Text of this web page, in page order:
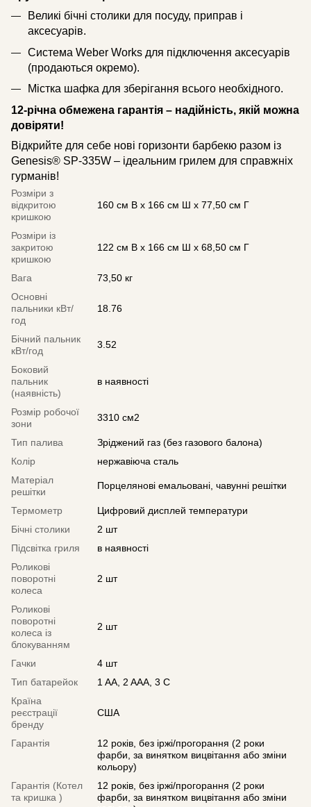
Великі бічні столики для посуду, приправ і
аксесуарів.
Система Weber Works для підключення аксесуарів
(продаються окремо).
Містка шафка для зберігання всього необхідного.
12-річна обмежена гарантія – надійність, якій можна
довіряти!
Відкрийте для себе нові горизонти барбекю разом із
Genesis® SP-335W – ідеальним грилем для справжніх
гурманів!
Розміри з
відкритою
кришкою
160 см В x 166 см Ш x 77,50 см Г
Розміри із
закритою
кришкою
122 см В x 166 см Ш x 68,50 см Г
Вага
73,50 кг
Основні
пальники кВт/
год
18.76
Бічний пальник
кВт/год
3.52
Боковий
пальник
(наявність)
в наявності
Розмір робочої
зони
3310 см2
Тип палива
Зріджений газ (без газового балона)
Колір
нержавіюча сталь
Матеріал
решітки
Порцелянові емальовані, чавунні решітки
Термометр
Цифровий дисплей температури
Бічні столики
2 шт
Підсвітка гриля
в наявності
Роликові
поворотні
колеса
2 шт
Роликові
поворотні
колеса із
блокуванням
2 шт
Гачки
4 шт
Тип батарейок
1 AA, 2 AAA, 3 C
Країна
реєстрації
бренду
США
Гарантія
12 років, без іржі/прогорання (2 роки
фарби, за винятком вицвітання або зміни
кольору)
Гарантія (Котел
та кришка )
12 років, без іржі/прогорання (2 роки
фарби, за винятком вицвітання або зміни